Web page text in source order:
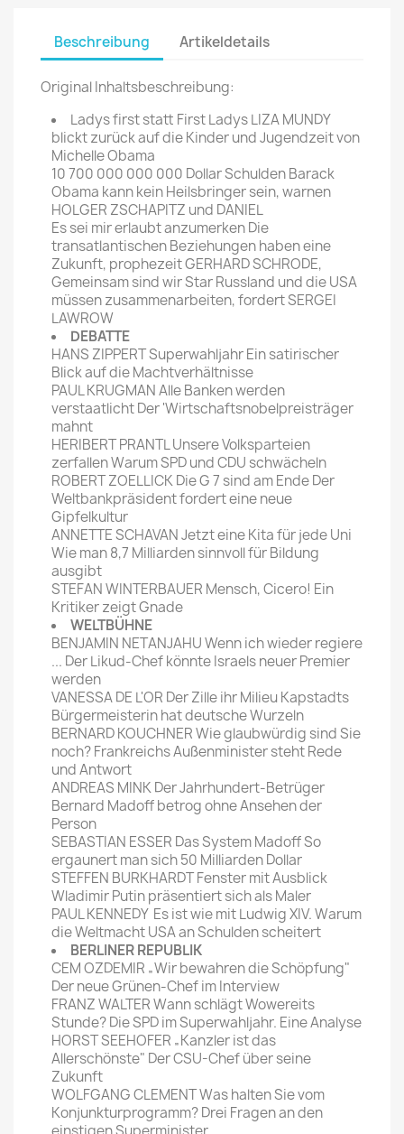
Beschreibung Artikeldetails
Original Inhaltsbeschreibung:
Ladys first statt First Ladys LIZA MUNDY
blickt zurück auf die Kinder und Jugendzeit von
Michelle Obama
10 700 000 000 000 Dollar Schulden Barack
Obama kann kein Heilsbringer sein, warnen
HOLGER ZSCHAPITZ und DANIEL
Es sei mir erlaubt anzumerken Die
transatlantischen Beziehungen haben eine
Zukunft, prophezeit GERHARD SCHRODE,
Gemeinsam sind wir Star Russland und die USA
müssen zusammenarbeiten, fordert SERGEI
LAWROW
DEBATTE
HANS ZIPPERT Superwahljahr Ein satirischer
Blick auf die Machtverhältnisse
PAUL KRUGMAN Alle Banken werden
verstaatlicht Der 'Wirtschaftsnobelpreisträger
mahnt
HERIBERT PRANTL Unsere Volksparteien
zerfallen Warum SPD und CDU schwächeln
ROBERT ZOELLICK Die G 7 sind am Ende Der
Weltbankpräsident fordert eine neue
Gipfelkultur
ANNETTE SCHAVAN Jetzt eine Kita für jede Uni
Wie man 8,7 Milliarden sinnvoll für Bildung
ausgibt
STEFAN WINTERBAUER Mensch, Cicero! Ein
Kritiker zeigt Gnade
WELTBÜHNE
BENJAMIN NETANJAHU Wenn ich wieder regiere
... Der Likud-Chef könnte Israels neuer Premier
werden
VANESSA DE L'OR Der Zille ihr Milieu Kapstadts
Bürgermeisterin hat deutsche Wurzeln
BERNARD KOUCHNER Wie glaubwürdig sind Sie
noch? Frankreichs Außenminister steht Rede
und Antwort
ANDREAS MINK Der Jahrhundert-Betrüger
Bernard Madoff betrog ohne Ansehen der
Person
SEBASTIAN ESSER Das System Madoff So
ergaunert man sich 50 Milliarden Dollar
STEFFEN BURKHARDT Fenster mit Ausblick
Wladimir Putin präsentiert sich als Maler
PAUL KENNEDY Es ist wie mit Ludwig XIV. Warum
die Weltmacht USA an Schulden scheitert
BERLINER REPUBLIK
CEM OZDEMIR „Wir bewahren die Schöpfung"
Der neue Grünen-Chef im Interview
FRANZ WALTER Wann schlägt Wowereits
Stunde? Die SPD im Superwahljahr. Eine Analyse
HORST SEEHOFER „Kanzler ist das
Allerschönste" Der CSU-Chef über seine
Zukunft
WOLFGANG CLEMENT Was halten Sie vom
Konjunkturprogramm? Drei Fragen an den